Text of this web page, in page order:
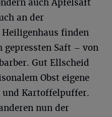
auch Apfelsaft
an der
finden
Saft – von
Gut Ellscheid
Obst eigene
und Kartoffelpuffer.
nun der